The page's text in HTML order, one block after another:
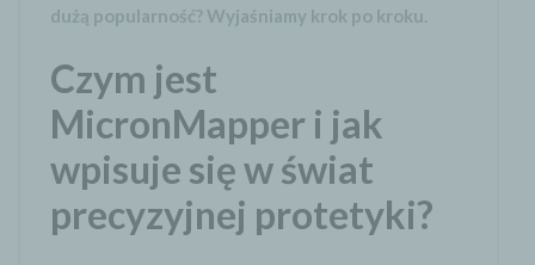
dużą popularność? Wyjaśniamy krok po kroku.
Czym jest
MicronMapper i jak
wpisuje się w świat
precyzyjnej protetyki?